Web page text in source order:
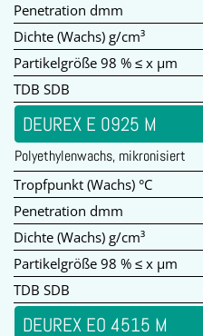
Penetration dmm
Dichte (Wachs) g/cm³
Partikelgröße 98 % ≤ x µm
TDB SDB
DEUREX E 0925 M
Polyethylenwachs, mikronisiert
Tropfpunkt (Wachs) °C
Penetration dmm
Dichte (Wachs) g/cm³
Partikelgröße 98 % ≤ x µm
TDB SDB
DEUREX EO 4515 M